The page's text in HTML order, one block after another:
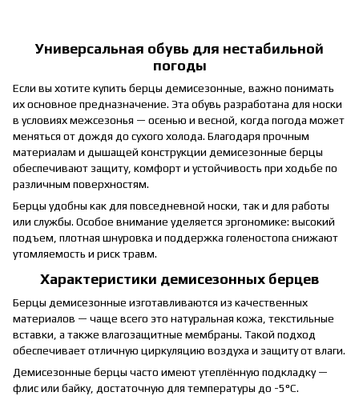
Универсальная обувь для нестабильной
погоды
Если вы хотите купить берцы демисезонные, важно понимать
их основное предназначение. Эта обувь разработана для носки
в условиях межсезонья — осенью и весной, когда погода может
меняться от дождя до сухого холода. Благодаря прочным
материалам и дышащей конструкции демисезонные берцы
обеспечивают защиту, комфорт и устойчивость при ходьбе по
различным поверхностям.
Берцы удобны как для повседневной носки, так и для работы
или службы. Особое внимание уделяется эргономике: высокий
подъем, плотная шнуровка и поддержка голеностопа снижают
утомляемость и риск травм.
Характеристики демисезонных берцев
Берцы демисезонные изготавливаются из качественных
материалов — чаще всего это натуральная кожа, текстильные
вставки, а также влагозащитные мембраны. Такой подход
обеспечивает отличную циркуляцию воздуха и защиту от влаги.
Демисезонные берцы часто имеют утеплённую подкладку —
флис или байку, достаточную для температуры до -5°C.